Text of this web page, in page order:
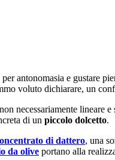
antonomasia e gustare
voluto dichiarare, un
necessariamente lineare
di un piccolo dolcetto.
di dattero, una
da olive portano alla